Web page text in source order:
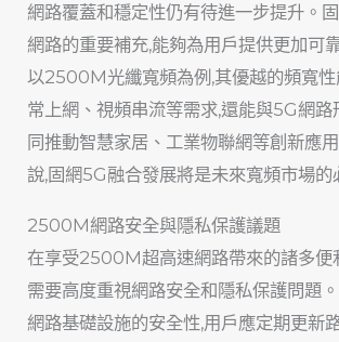
網路覆蓋和穩定性仍有待進一步提升。
網路的重要補充,能夠為用戶提供更加可
以2500M光纖寬頻為例,其優越的頻寬性
常上網、視頻串流等需求,還能與5G網路
同推動智慧家居、工業物聯網等創新應
說,固網5G融合發展將是未來寬頻市場的
2500M網路安全與隱私保護議題
在享受2500M超高速網路帶來的諸多便
需要高度重視網路安全和隱私保護問題
網路基礎設施的安全性,用戶應定期更新